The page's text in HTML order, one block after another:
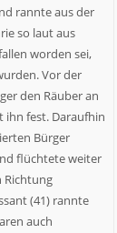
rannte aus der
so laut aus
worden sei,
Vor der
den Räuber an
ihn fest. Daraufhin
Bürger
flüchtete weiter
Richtung
(41) rannte
auch